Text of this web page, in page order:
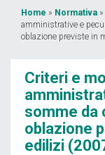
Tu
sei
Home » Normativa »
amministrative e
oblazione previste in
Criteri e
somme da
oblazione
edilizi